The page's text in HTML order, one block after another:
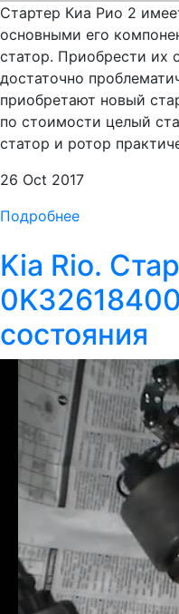
Стартер Киа Рио 2
основными его
статор. Приобрести их
достаточно
приобретают новый
по стоимости целый
статор и ротор
26 Oct 2017
Подробнее
Kia Rio.
состояния